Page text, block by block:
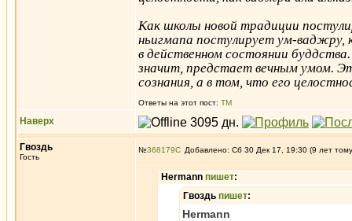
Как школы новой традиции
ньигмапа постулирует ум-ваджру,
в действенном состоянии
значит, предстает вечным умом.
сознания, а в том, что его
Ответы на этот пост: ТМ
Наверх
Гвоздь
Гость
№368179 Добавлено: Сб 30 Дек 17, 19:30 (9 лет
Hermann пишет:
Гвоздь пишет:
Hermann